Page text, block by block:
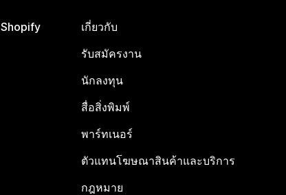
เกี่ยวกับ
รับสมัครงาน
นักลงทุน
สื่อสิ่งพิมพ์
พาร์ทเนอร์
ตัวแทนโฆษณาสินค้าและบริการ
กฎหมาย